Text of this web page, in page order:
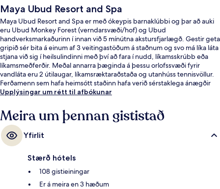
Maya Ubud Resort and Spa
Maya Ubud Resort and Spa er með ókeypis barnaklúbbi og þar að auki
eru Ubud Monkey Forest (verndarsvæði/hof) og Ubud
handverksmarkaðurinn í innan við 5 mínútna akstursfjarlægð. Gestir geta
gripið sér bita á einum af 3 veitingastöðum á staðnum og svo má líka láta
stjana við sig í heilsulindinni með því að fara í nudd, líkamsskrúbb eða
líkamsmeðferðir. Meðal annarra þæginda á þessu orlofssvæði fyrir
vandláta eru 2 útilaugar, líkamsræktaraðstaða og utanhúss tennisvöllur.
Ferðamenn sem hafa heimsótt staðinn hafa verið sérstaklega ánægðir
með hjálpsamt starfsfólk og ástand gististaðarins almennt.
Upplýsingar um rétt til afbókunar
Meira um þennan gististað
Yfirlit
Stærð hótels
108 gistieiningar
Er á meira en 3 hæðum